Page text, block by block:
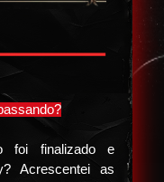
foi finalizado e
Acrescentei as